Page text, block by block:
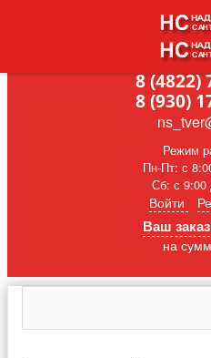
8 (4822)
8 (930)
Режим
Пн-Пт: с
Сб: с 9:00
Войти
Ваш
на